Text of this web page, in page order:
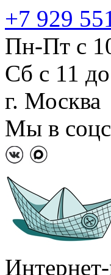
+7 929
Пн-Пт с
Сб с 11
г. Москва
Мы в